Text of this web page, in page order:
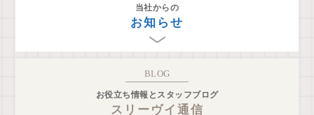
当社からの
お知らせ
BLOG
お役立ち情報とスタッフブログ
スリーヴイ通信